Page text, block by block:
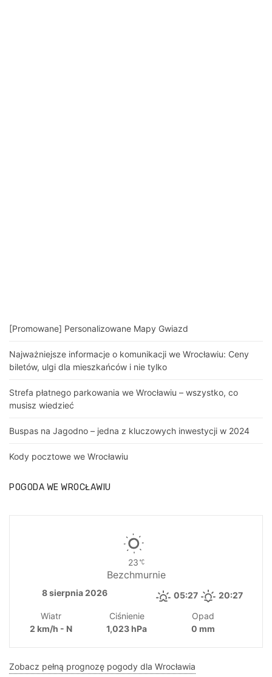
[Promowane] Personalizowane Mapy Gwiazd
Najważniejsze informacje o komunikacji we Wrocławiu: Ceny
biletów, ulgi dla mieszkańców i nie tylko
Strefa płatnego parkowania we Wrocławiu – wszystko, co
musisz wiedzieć
Buspas na Jagodno – jedna z kluczowych inwestycji w 2024
Kody pocztowe we Wrocławiu
POGODA WE WROCŁAWIU
23
Bezchmurnie
8 sierpnia 2026 05:27 20:27
Wiatr
2 km/h - N
Ciśnienie
1,023 hPa
Opad
0 mm
Zobacz pełną prognozę pogody dla Wrocławia